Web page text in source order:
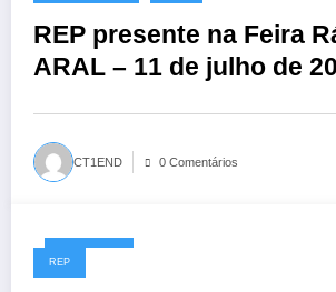
REP presente na Feira
ARAL – 11 de julho de
CT1END 0 Comentários
01/06/2026
REP